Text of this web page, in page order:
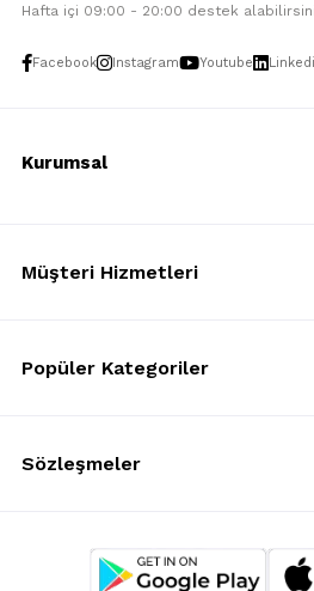
Hafta içi 09:00 - 20:00 destek
Facebook Instagram Youtube
Kurumsal
Müşteri Hizmetleri
Popüler Kategoriler
Sözleşmeler